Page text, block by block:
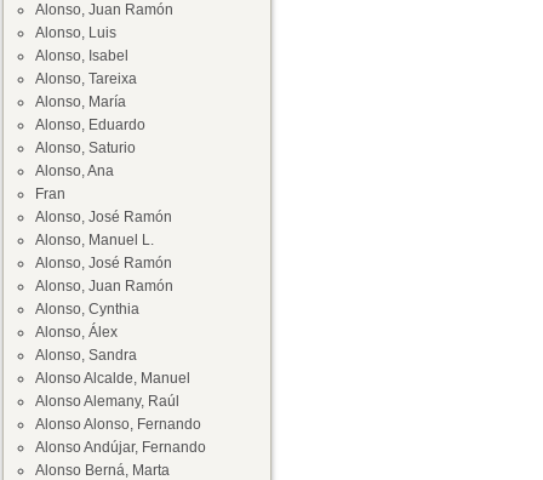
Alonso, Juan Ramón
Alonso, Luis
Alonso, Isabel
Alonso, Tareixa
Alonso, María
Alonso, Eduardo
Alonso, Saturio
Alonso, Ana
Fran
Alonso, José Ramón
Alonso, Manuel L.
Alonso, José Ramón
Alonso, Juan Ramón
Alonso, Cynthia
Alonso, Álex
Alonso, Sandra
Alonso Alcalde, Manuel
Alonso Alemany, Raúl
Alonso Alonso, Fernando
Alonso Andújar, Fernando
Alonso Berná, Marta